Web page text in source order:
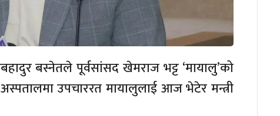
बस्नेतले पूर्वसांसद खेमराज भट्ट ‘मायालु’को
उपचाररत मायालुलाई आज भेटेर मन्त्री